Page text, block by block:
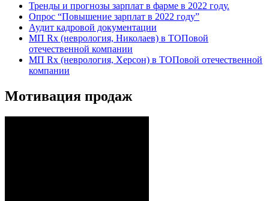
Тренды и прогнозы зарплат в фарме в 2022 году.
Опрос “Повышение зарплат в 2022 году”
Аудит кадровой документации
МП Rx (неврология, Николаев) в ТОПовой
отечественной компании
МП Rx (неврология, Херсон) в ТОПовой отечественной
компании
Мотивация продаж